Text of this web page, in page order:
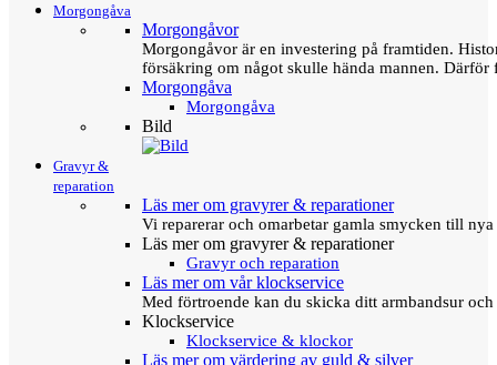
Morgongåva
Morgongåvor
Morgongåvor är en investering på framtiden.
försäkring om något skulle hända mannen.
Morgongåva
Morgongåva
Bild
Gravyr &
reparation
Läs mer om gravyrer & reparationer
Vi reparerar och omarbetar gamla smycken till
Läs mer om gravyrer & reparationer
Gravyr och reparation
Läs mer om vår klockservice
Med förtroende kan du skicka ditt armbandsur
Klockservice
Klockservice & klockor
Läs mer om värdering av guld & silver